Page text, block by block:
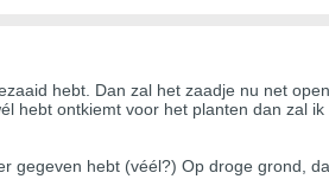
hebt. Dan zal het zaadje nu net
hebt ontkiemt voor het planten dan zal
gegeven hebt (véél?) Op droge grond,